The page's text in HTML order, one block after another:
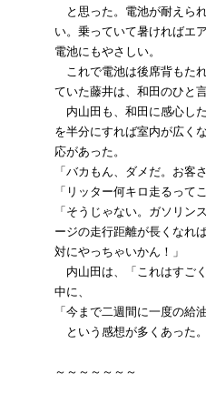
と思った。電池が耐えら
い。乗っていて暑ければエ
電池にもやさしい。
これで電池は後席背もた
ていた藤井は、和田のひと
内山田も、和田に感心し
を半分にすれば室内が広く
応があった。
「バカもん、ダメだ。お客
「リッター何キロ走るって
「そうじゃない。ガソリ
ージの走行距離が長くなれ
対にやっちゃいかん！」
内山田は、「これはすご
中に、
「今まで二週間に一度の給
という感想が多くあった
～～～～～～～